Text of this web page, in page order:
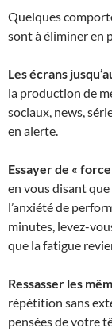
Quelques
sont à éliminer en
Les écrans
la production de
sociaux, news,
en alerte.
Essayer de «
en vous disant
l’anxiété de
minutes, levez-
que la fatigue
Ressasser les
répétition sans
pensées de votre